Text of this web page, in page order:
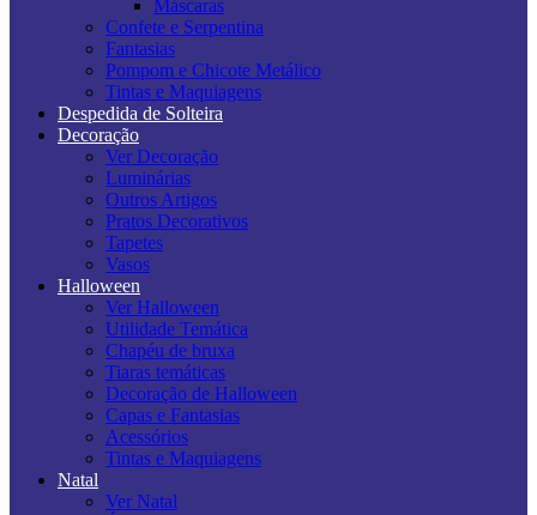
Máscaras
Confete e Serpentina
Fantasias
Pompom e Chicote Metálico
Tintas e Maquiagens
Despedida de Solteira
Decoração
Ver Decoração
Luminárias
Outros Artigos
Pratos Decorativos
Tapetes
Vasos
Halloween
Ver Halloween
Utilidade Temática
Chapéu de bruxa
Tiaras temáticas
Decoração de Halloween
Capas e Fantasias
Acessórios
Tintas e Maquiagens
Natal
Ver Natal